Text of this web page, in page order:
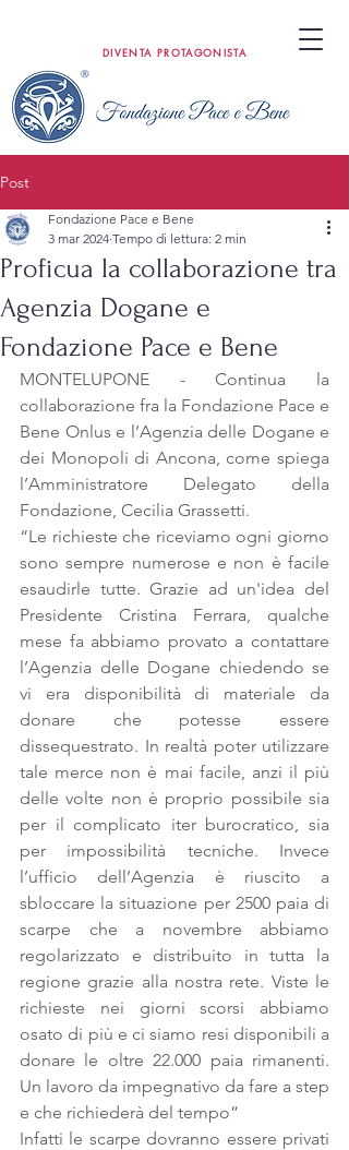
DIVENTA PROTAGONISTA
Post
Proficua la collaborazione tra
Agenzia Dogane e
Fondazione Pace e Bene
Fondazione Pace e Bene
3 mar 2024 Tempo di lettura: 2 min
MONTELUPONE - Continua la
collaborazione fra la Fondazione Pace e
Bene Onlus e l’Agenzia delle Dogane e
dei Monopoli di Ancona, come spiega
l’Amministratore Delegato della
Fondazione, Cecilia Grassetti.
“Le richieste che riceviamo ogni giorno
sono sempre numerose e non è facile
esaudirle tutte. Grazie ad un'idea del
Presidente Cristina Ferrara, qualche
mese fa abbiamo provato a contattare
l’Agenzia delle Dogane chiedendo se
vi era disponibilità di materiale da
donare che potesse essere
dissequestrato. In realtà poter utilizzare
tale merce non è mai facile, anzi il più
delle volte non è proprio possibile sia
per il complicato iter burocratico, sia
per impossibilità tecniche. Invece
l’ufficio dell’Agenzia è riuscito a
sbloccare la situazione per 2500 paia di
scarpe che a novembre abbiamo
regolarizzato e distribuito in tutta la
regione grazie alla nostra rete. Viste le
richieste nei giorni scorsi abbiamo
osato di più e ci siamo resi disponibili a
donare le oltre 22.000 paia rimanenti.
Un lavoro da impegnativo da fare a step
e che richiederà del tempo”
Infatti le scarpe dovranno essere privati